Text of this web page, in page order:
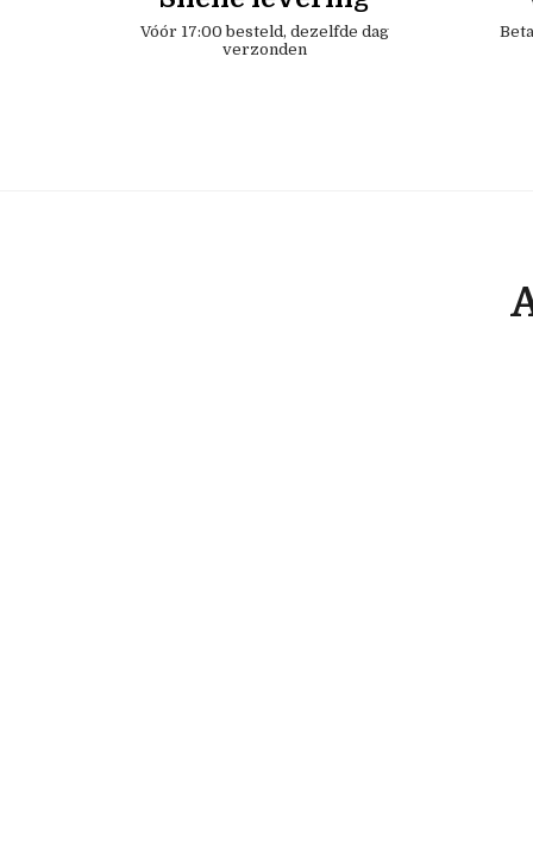
Vóór 17:00 besteld, dezelfde dag
verzonden